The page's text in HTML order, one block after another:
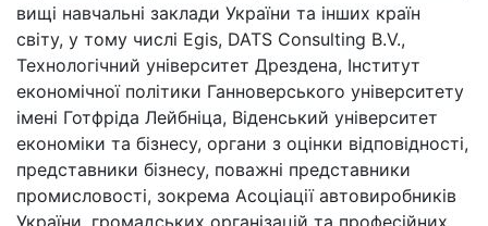
вищі навчальні заклади України та інших країн
світу, у тому числі Egis, DATS Consulting B.V.,
Технологічний університет Дрездена, Інститут
економічної політики Ганноверського університету
імені Готфріда Лейбніца, Віденський університет
економіки та бізнесу, органи з оцінки відповідності,
представники бізнесу, поважні представники
промисловості, зокрема Асоціації автовиробників
України, громадських організацій та професійних